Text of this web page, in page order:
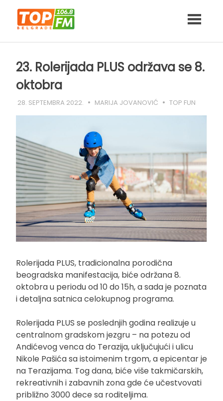
content
23. Rolerijada PLUS održava se 8.
oktobra
28. SEPTEMBRA 2022. MARIJA JOVANOVIĆ TOP FUN
Rolerijada PLUS, tradicionalna porodična
beogradska manifestacija, biće održana 8.
oktobra u periodu od 10 do 15h, a sada je poznata
i detaljna satnica celokupnog programa.
Rolerijada PLUS se poslednjih godina realizuje u
centralnom gradskom jezgru – na potezu od
Andićevog venca do Terazija, uključujući i ulicu
Nikole Pašića sa istoimenim trgom, a epicentar je
na Terazijama. Tog dana, biće više takmičarskih,
rekreativnih i zabavnih zona gde će učestvovati
približno 3000 dece sa roditeljima.